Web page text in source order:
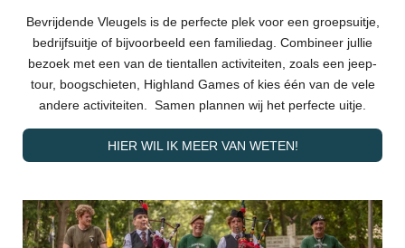
Bevrijdende Vleugels is de perfecte plek voor een groepsuitje,
bedrijfsuitje of bijvoorbeeld een familiedag. Combineer jullie
bezoek met een van de tientallen activiteiten, zoals een jeep-
tour, boogschieten, Highland Games of kies één van de vele
andere activiteiten. Samen plannen wij het perfecte uitje.
HIER WIL IK MEER VAN WETEN!